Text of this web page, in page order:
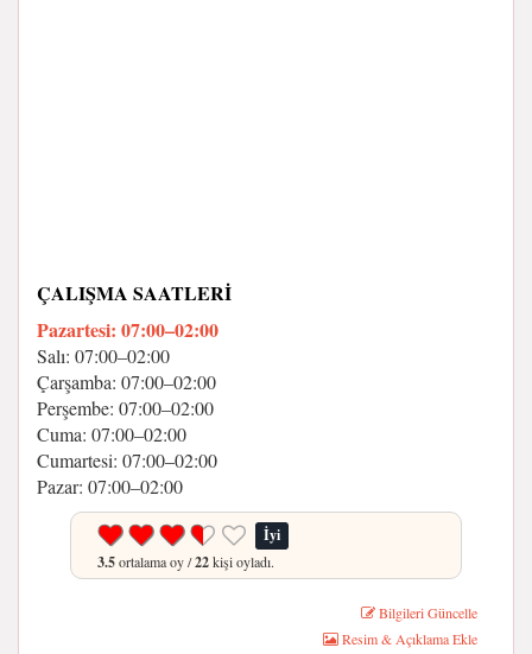
ÇALIŞMA SAATLERI
Pazartesi: 07:00–02:00
Salı: 07:00–02:00
Çarşamba: 07:00–02:00
Perşembe: 07:00–02:00
Cuma: 07:00–02:00
Cumartesi: 07:00–02:00
Pazar: 07:00–02:00
İyi
3.5ortalama oy /22kişi oyladı.
Bilgileri Güncelle
Resim & Açıklama Ekle